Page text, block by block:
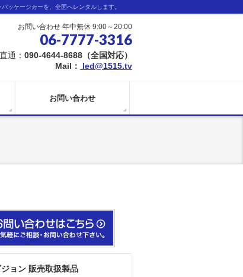
ッケージカーを、全国へレンタルします。
お問い合わせ 年中無休 9:00～20:00
06-7777-3316
通： 090-4644-8688（全国対応）
Mail：
led@1515.tv
お問い合わせ
ョン 販売取扱製品